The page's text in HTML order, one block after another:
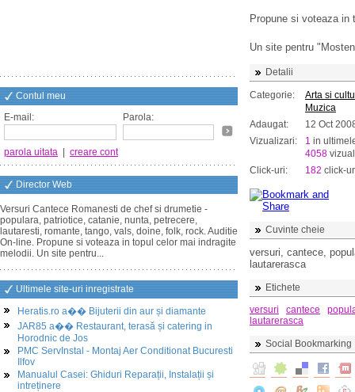
Contul meu
E-mail:
Parola:
parola uitata creare cont
Director Web
Versuri Cantece Romanesti de chef si drumetie -
populara, patriotice, catanie, nunta, petrecere,
lautaresti, romante, tango, vals, doine, folk, rock. Auditie
On-line. Propune si voteaza in topul celor mai indragite
melodii. Un site pentru...
Ultimele site-uri inregistrate
Heratis.ro a�� Bijuterii din aur și diamante
JAR85 a�� Restaurant, terasă și catering in
Horodnic de Jos
PMC ServInstal - Montaj Aer Conditionat Bucuresti
Ilfov
Manualul Casei: Ghiduri Reparații, Instalații și
intreținere
Propune si voteaza in
Un site pentru
Detalii
Categorie:
Arta si
Muzica
Adaugat:
12 Oct
Vizualizari:
1 in
4058
Click-uri:
182 click-
Cuvinte cheie
versuri, cantece,
lautarerasca
Etichete
versuri
cantece
lautarerasca
Social Bookmarking